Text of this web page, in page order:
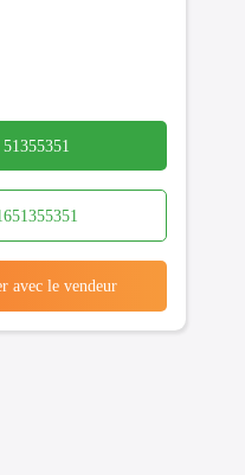
51355351
avec le vendeur